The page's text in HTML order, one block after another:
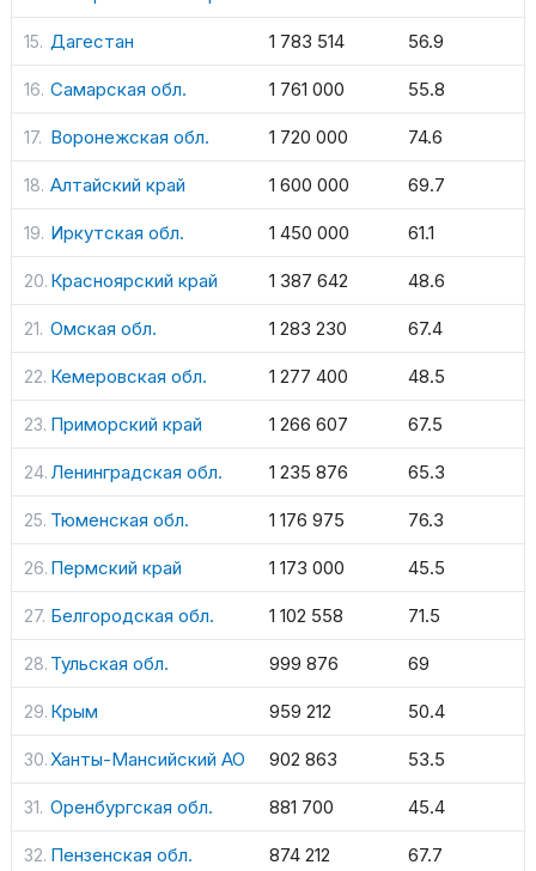
Дагестан 1 783 514 56.9
Самарская обл. 1 761 000 55.8
Воронежская обл. 1 720 000 74.6
Алтайский край 1 600 000 69.7
Иркутская обл. 1 450 000 61.1
Красноярский край 1 387 642 48.6
Омская обл. 1 283 230 67.4
Кемеровская обл. 1 277 400 48.5
Приморский край 1 266 607 67.5
Ленинградская обл. 1 235 876 65.3
Тюменская обл. 1 176 975 76.3
Пермский край 1 173 000 45.5
Белгородская обл. 1 102 558 71.5
Тульская обл. 999 876 69
Крым 959 212 50.4
Ханты-Мансийский АО 902 863 53.5
Оренбургская обл. 881 700 45.4
Пензенская обл. 874 212 67.7